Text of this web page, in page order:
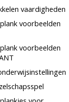
vaardigheden
voorbeelden
voorbeelden